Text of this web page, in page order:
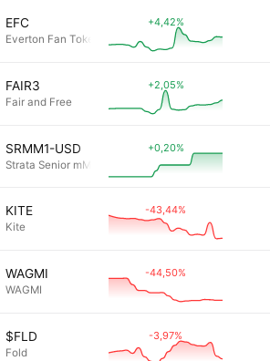
Everton Fan Token
+4,42%
FAIR3
Fair and Free
+2,05%
SRMM1-USD
Strata Senior mM1-USD
+0,20%
KITE -43,44%
WAGMI
WAGMI
-44,50%
$FLD -3,97%